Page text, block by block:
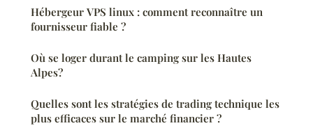
Hébergeur VPS linux : comment reconnaître un
fournisseur fiable ?
Où se loger durant le camping sur les Hautes
Alpes?
Quelles sont les stratégies de trading technique les
plus efficaces sur le marché financier ?